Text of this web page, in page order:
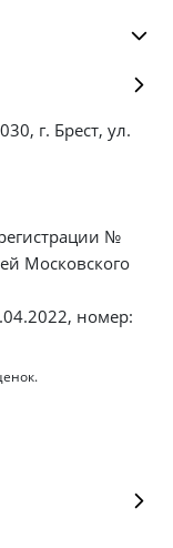
г. Брест, ул.
№
Московского
номер: